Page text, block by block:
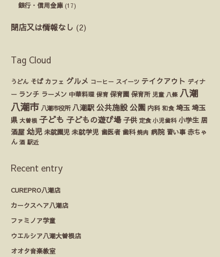
銀行・信用金庫 (17)
閉店又は情報なし (2)
Tag Cloud
うどん そば カフェ グルメ コーヒー スイーツ テイクアウト ディナ
ー ランチ ラーメン 中華料理 保育 保育園 保育所 児童 八條 八潮
八潮市 八潮市役所 八潮駅 公共施設 公園 内科 和食 埼玉 埼玉
県 大曽根 子ども 子どもの遊び場 子供 定食 小児歯科 小学生 居
酒屋 幼児 未就園児 未就学児 歯医者 歯科 焼肉 病院 習い事 赤ちゃ
ん 酒 駅近
Recent entry
CUREPRO八潮店
カークスヘア八潮店
ファミノア学童
ウエルシア八潮大曽根店
オオタ音楽教室